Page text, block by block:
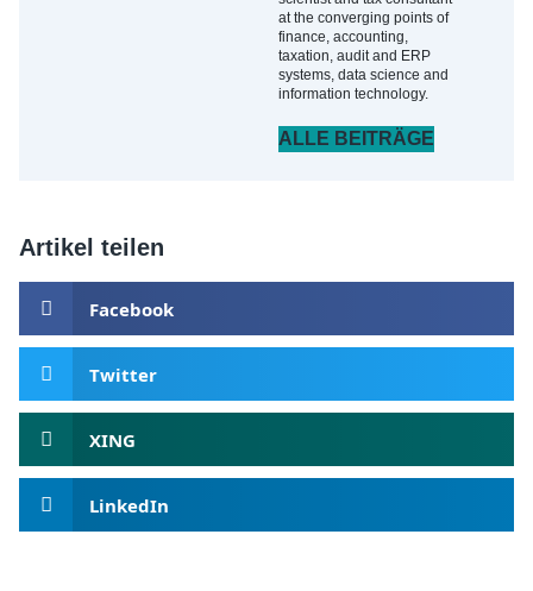
at the converging points of
finance, accounting,
taxation, audit and ERP
systems, data science and
information technology.
ALLE BEITRÄGE
Artikel teilen
Facebook
Twitter
XING
LinkedIn